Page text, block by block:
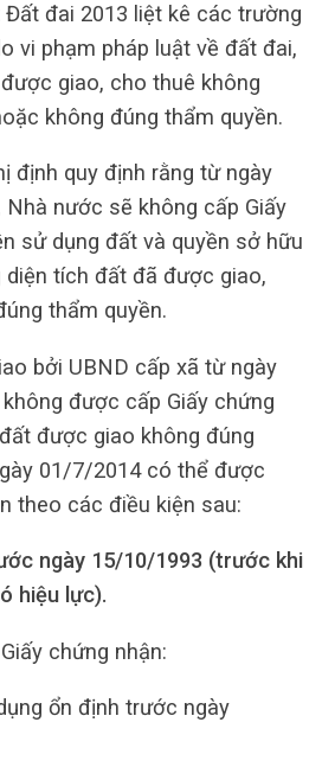
đai 2013 liệt kê các trường
vi phạm pháp luật về đất đai,
giao, cho thuê không
không đúng thẩm quyền.
định quy định rằng từ ngày
nước sẽ không cấp Giấy
sử dụng đất và quyền sở hữu
diện tích đất đã được giao,
thẩm quyền.
bởi UBND cấp xã từ ngày
được cấp Giấy chứng
được giao không đúng
01/7/2014 có thể được
theo các điều kiện sau:
ngày 15/10/1993 (trước khi
hiệu lực).
chứng nhận:
ổn định trước ngày